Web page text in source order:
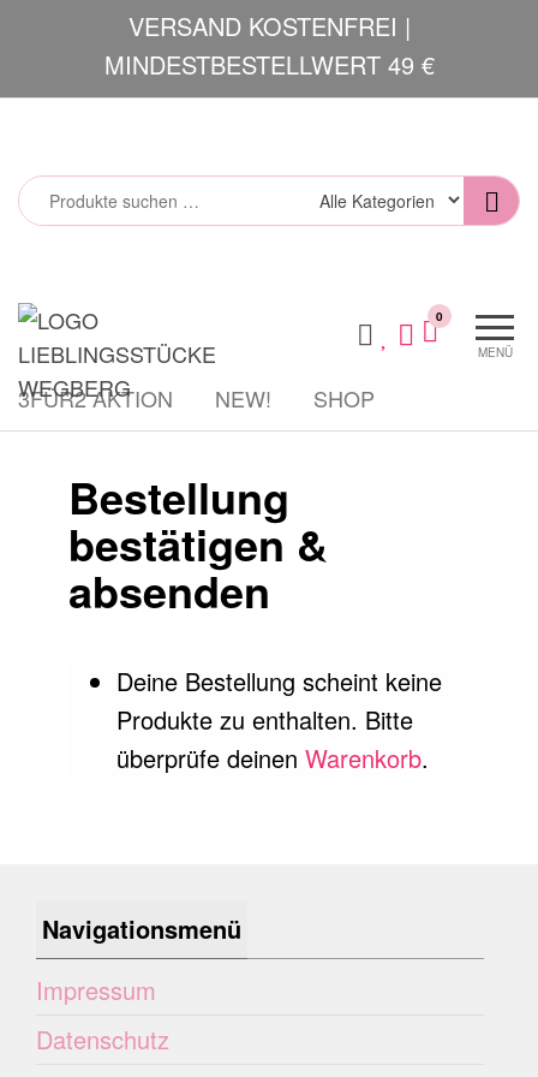
springen
VERSAND KOSTENFREI |
MINDESTBESTELLWERT 49 €
Lieblingsstücke
MENÜ
0
3FÜR2 AKTION NEW! SHOP
Bestellung
bestätigen &
absenden
Deine Bestellung scheint keine
Produkte zu enthalten. Bitte
überprüfe deinen Warenkorb.
Navigationsmenü
Impressum
Datenschutz